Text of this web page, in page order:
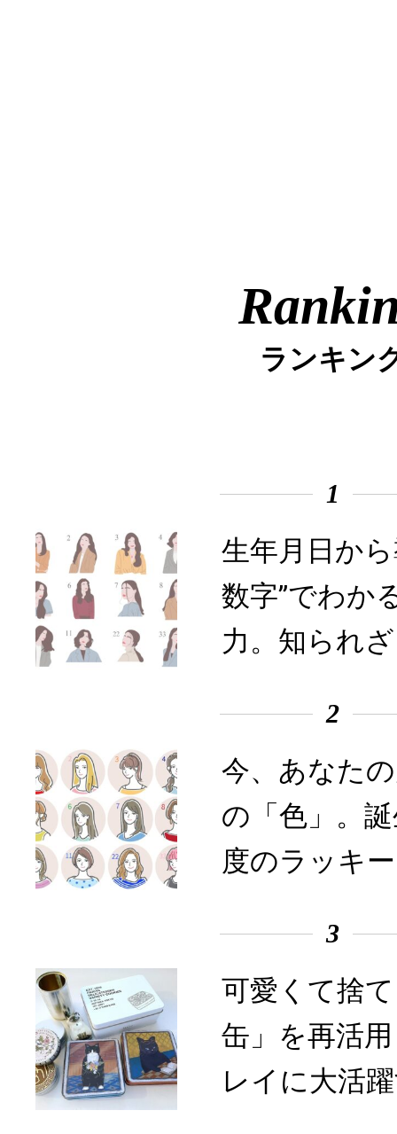
ランキン
1
生年月日か
数字”でわか
力。知られ
2
今、あなた
の「色」。
度のラッキ
3
可愛くて捨
缶」を再活
レイに大活